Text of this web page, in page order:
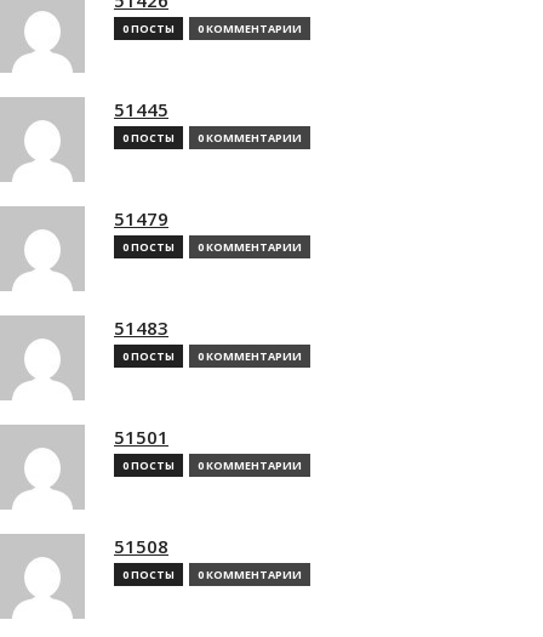
0 ПОСТЫ 0 КОММЕНТАРИИ
51445
0 ПОСТЫ 0 КОММЕНТАРИИ
51479
0 ПОСТЫ 0 КОММЕНТАРИИ
51483
0 ПОСТЫ 0 КОММЕНТАРИИ
51501
0 ПОСТЫ 0 КОММЕНТАРИИ
51508
0 ПОСТЫ 0 КОММЕНТАРИИ